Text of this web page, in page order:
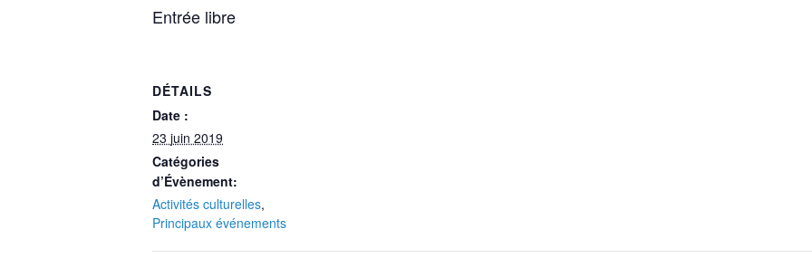
Entrée libre
DÉTAILS
Date :
23 juin 2019
Catégories
d’Évènement:
Activités culturelles,
Principaux événements